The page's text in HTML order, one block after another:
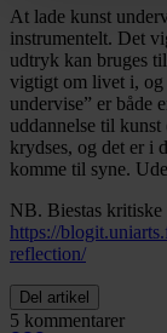
At lade kunst
instrumentelt. Det
udtryk kan bruges
vigtigt om livet i, og
undervise” er både
uddannelse til
krydses, og det er i
komme til syne.
NB. Biestas kritiske
https://
reflection/
Del artikel
5 kommentarer